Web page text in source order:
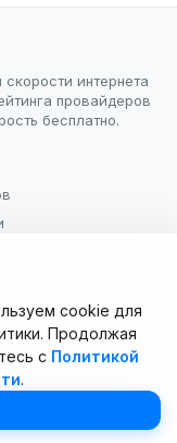
интернета
провайдеров
бесплатно.
В.В.). Все права
cookie для
Продолжая
с Политикой
.